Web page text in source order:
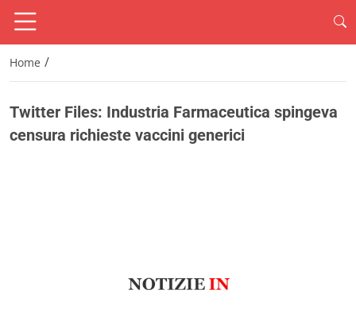
Home /
Twitter Files: Industria Farmaceutica spingeva
censura richieste vaccini generici